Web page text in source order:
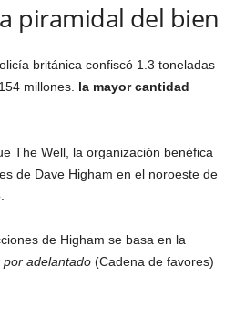
piramidal del bien
británica confiscó 1.3 toneladas
millones. la mayor cantidad
The Well, la organización benéfica
de Dave Higham en el noroeste de
de Higham se basa en la
por adelantado (Cadena de favores)